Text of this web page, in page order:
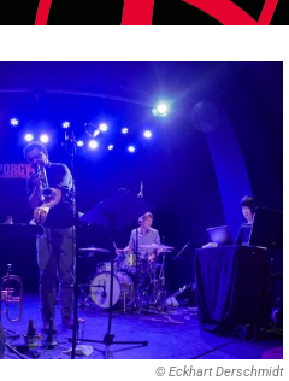
© Eckhart Derschmidt